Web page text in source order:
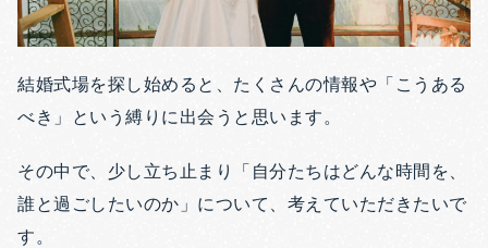
結婚式場を探し始めると、たくさんの情報や「こうある
べき」という縛りに出会うと思います。
その中で、少し立ち止まり「自分たちはどんな時間を、
誰と過ごしたいのか」について、考えていただきたいで
す。